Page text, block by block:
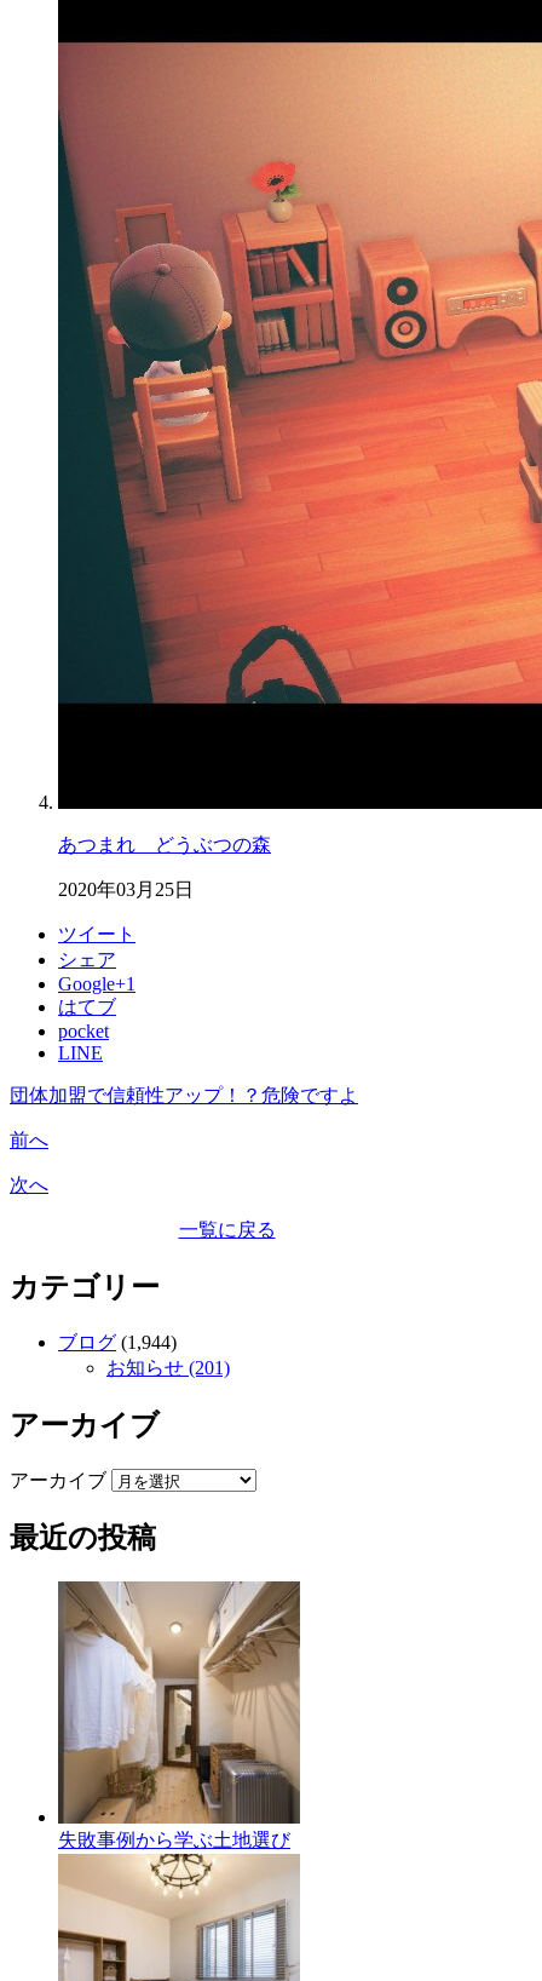
あつまれ どうぶつの森
2020年03月25日
ツイート
シェア
Google+1
はてブ
pocket
LINE
団体加盟で信頼性アップ！？危険ですよ
前へ
次へ
一覧に戻る
カテゴリー
ブログ (1,944)
お知らせ (201)
アーカイブ
アーカイブ
最近の投稿
失敗事例から学ぶ土地選び